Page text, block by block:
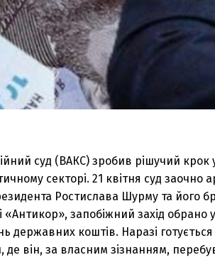
суд (ВАКС) зробив рішучий крок
секторі. 21 квітня суд
Ростислава Шурму та його
«Антикор», запобіжний захід
державних коштів. Наразі
він, за власним зізнанням,